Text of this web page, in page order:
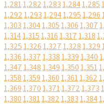
1,2811,2821,2831,2841,285
1,2921,2931,2941,2951,296
1,3031,3041,3051,3061,307
1,3141,3151,3161,3171,318
1,3251,3261,3271,3281,329
1,3361,3371,3381,3391,340
1,3471,3481,3491,3501,351
1,3581,3591,3601,3611,362
1,3691,3701,3711,3721,373
1,3801,3811,3821,3831,384